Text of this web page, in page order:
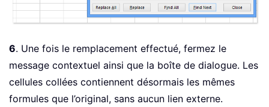
6. Une fois le remplacement effectué, fermez le
message contextuel ainsi que la boîte de dialogue. Les
cellules collées contiennent désormais les mêmes
formules que l’original, sans aucun lien externe.